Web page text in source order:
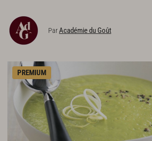
ParAcadémie du Goût
PREMIUM